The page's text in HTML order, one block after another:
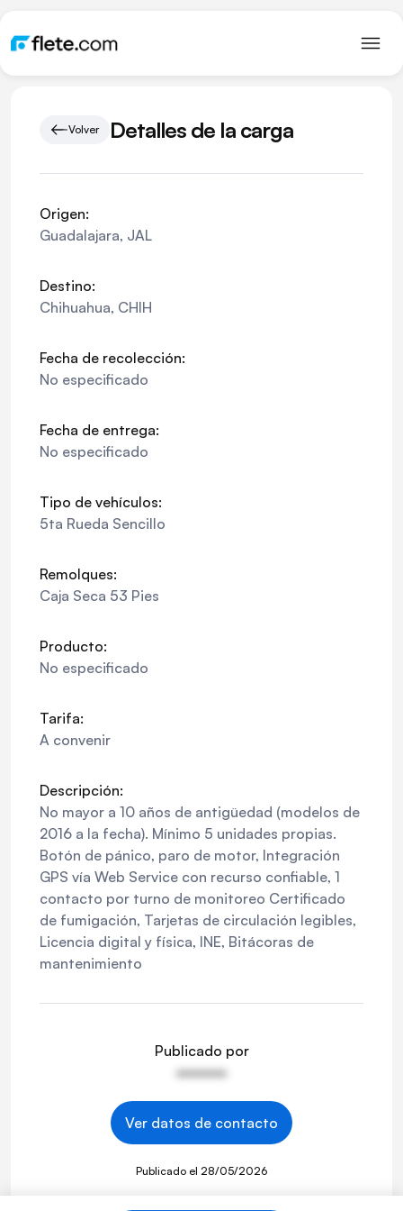
Volver Detalles de la carga
Origen:
Guadalajara, JAL
Destino:
Chihuahua, CHIH
Fecha de recolección:
No especificado
Fecha de entrega:
No especificado
Tipo de vehículos:
5ta Rueda Sencillo
Remolques:
Caja Seca 53 Pies
Producto:
No especificado
Tarifa:
A convenir
Descripción:
No mayor a 10 años de antigüedad (modelos de
2016 a la fecha). Mínimo 5 unidades propias.
Botón de pánico, paro de motor, Integración
GPS vía Web Service con recurso confiable, 1
contacto por turno de monitoreo Certificado
de fumigación, Tarjetas de circulación legibles,
Licencia digital y física, INE, Bitácoras de
mantenimiento
Publicado por
••••••••
Ver datos de contacto
Publicado el 28/05/2026